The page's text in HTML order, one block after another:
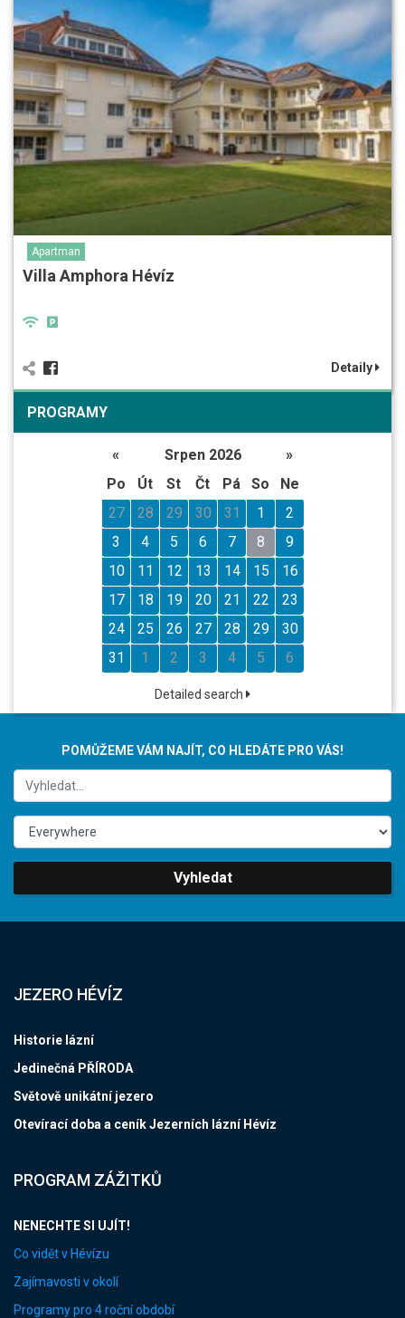
Apartman
Villa Amphora Hévíz
Detaily
PROGRAMY
« Srpen 2026
»
Po
Út St Čt Pá So
Ne
27
28 29 30 31 1
2
3
4 5 6 7 8
9
10
11 12 13 14 15
16
17
18 19 20 21 22
23
24
25 26 27 28 29
30
31
1 2 3 4 5 6
Detailed search
POMŮŽEME VÁM NAJÍT, CO HLEDÁTE PRO VÁS!
Vyhledat
JEZERO HÉVÍZ
Historie lázní
Jedinečná PŘÍRODA
Světově unikátní jezero
Otevírací doba a ceník Jezerních lázní Hévíz
PROGRAM ZÁŽITKŮ
NENECHTE SI UJÍT!
Co vidět v Hévízu
Zajímavosti v okolí
Programy pro 4 roční období